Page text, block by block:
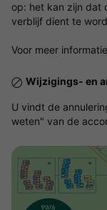
op: het kan zijn dat
verblijf dient te
Voor meer
Wijzigings- en
U vindt de
weten" van de